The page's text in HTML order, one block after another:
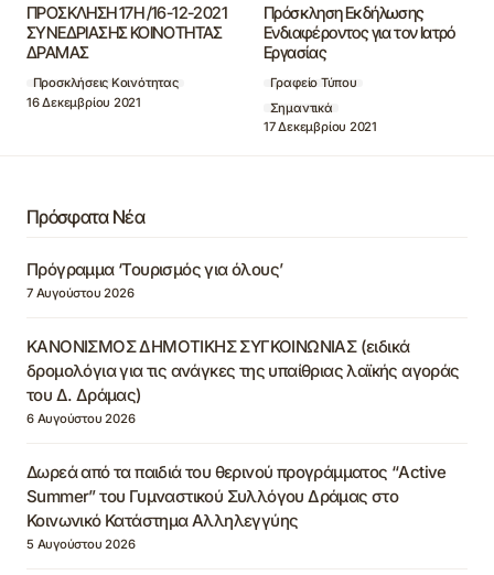
ΠΡΟΣΚΛΗΣΗ 17Η /16-12-2021
ΣΥΝΕΔΡΙΑΣΗΣ ΚΟΙΝΟΤΗΤΑΣ
ΔΡΑΜΑΣ
Προσκλήσεις Κοινότητας
16 Δεκεμβρίου 2021
Πρόσκληση Εκδήλωσης
Ενδιαφέροντος για τον Ιατρό
Εργασίας
Γραφείο Τύπου
Σημαντικά
17 Δεκεμβρίου 2021
Πρόσφατα Νέα
Πρόγραμμα ‘Τουρισμός για όλους’
7 Αυγούστου 2026
ΚΑΝΟΝΙΣΜΟΣ ΔΗΜΟΤΙΚΗΣ ΣΥΓΚΟΙΝΩΝΙΑΣ (ειδικά
δρομολόγια για τις ανάγκες της υπαίθριας λαϊκής αγοράς
του Δ. Δράμας)
6 Αυγούστου 2026
Δωρεά από τα παιδιά του θερινού προγράμματος “Active
Summer” του Γυμναστικού Συλλόγου Δράμας στο
Κοινωνικό Κατάστημα Αλληλεγγύης
5 Αυγούστου 2026